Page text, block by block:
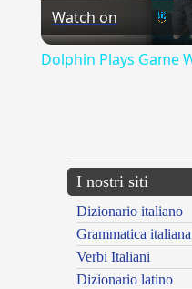
Watch on
Dolphin Plays Game
I nostri siti
Dizionario italiano
Grammatica italiana
Verbi Italiani
Dizionario latino